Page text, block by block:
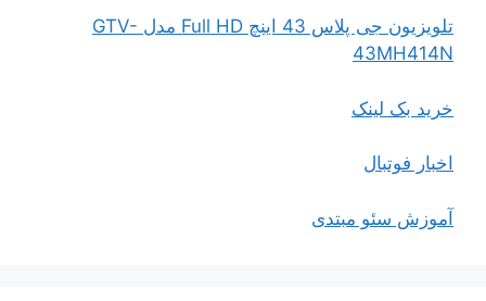
تلویزیون جی پلاس 43 اینچ Full HD مدل GTV-
43MH414N
خرید بک لینک
اخبار فوتبال
آموزش سئو مبتدی